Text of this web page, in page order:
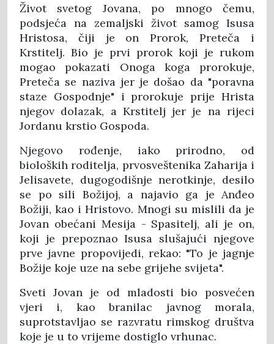
Život svetog Jovana, po mnogo čemu,
podsjeća na zemaljski život samog Isusa
Hristosa, čiji je on Prorok, Preteča i
Krstitelj. Bio je prvi prorok koji je rukom
mogao pokazati Onoga koga prorokuje,
Preteča se naziva jer je došao da "poravna
staze Gospodnje" i prorokuje prije Hrista
njegov dolazak, a Krstitelj jer je na rijeci
Jordanu krstio Gospoda.
Njegovo rođenje, iako prirodno, od
bioloških roditelja, prvosveštenika Zaharija i
Jelisavete, dugogodišnje nerotkinje, desilo
se po sili Božijoj, a najavio ga je Anđeo
Božiji, kao i Hristovo. Mnogi su mislili da je
Jovan obećani Mesija - Spasitelj, ali je on,
koji je prepoznao Isusa slušajući njegove
prve javne propovijedi, rekao: "To je jagnje
Božije koje uze na sebe grijehe svijeta".
Sveti Jovan je od mladosti bio posvećen
vjeri i, kao branilac javnog morala,
suprotstavljao se razvratu rimskog društva
koje je u to vrijeme dostiglo vrhunac.